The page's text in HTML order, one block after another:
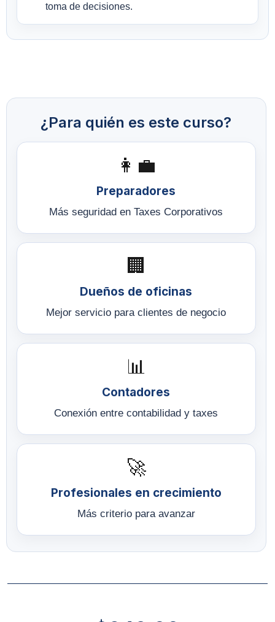
toma de decisiones.
¿Para quién es este curso?
👩‍💼
Preparadores
Más seguridad en Taxes Corporativos
🏢
Dueños de oficinas
Mejor servicio para clientes de negocio
📊
Contadores
Conexión entre contabilidad y taxes
🚀
Profesionales en crecimiento
Más criterio para avanzar